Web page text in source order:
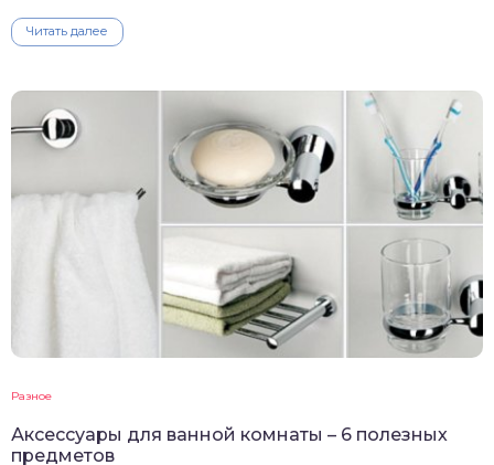
Читать далее
Разное
Аксессуары для ванной комнаты – 6 полезных
предметов